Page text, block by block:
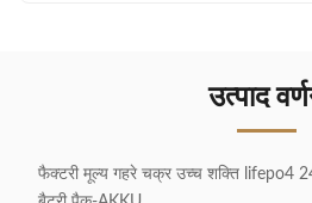
उत्पाद
फैक्टरी मूल्य गहरे चक्र उच्च शक्ति lifepo4